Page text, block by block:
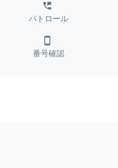
perm_phone_msg
パトロール
smartphone
番号確認